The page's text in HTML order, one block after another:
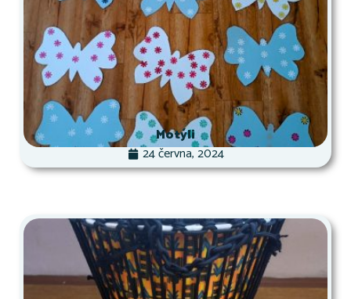
Motýli
24 června, 2024